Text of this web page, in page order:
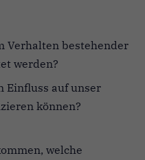
Verhalten bestehender
werden?
Einfluss auf unser
können?
welche